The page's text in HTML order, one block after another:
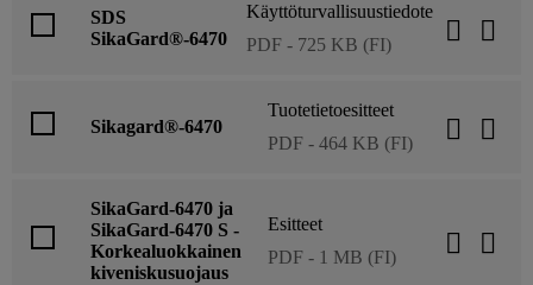
SDS
SikaGard®-6470
Käyttöturvallisuustiedote
PDF - 725 KB (FI)
Sikagard®-6470
Tuotetietoesitteet
PDF - 464 KB (FI)
SikaGard-6470 ja
SikaGard-6470 S -
Korkealuokkainen
kiveniskusuojaus
Esitteet
PDF - 1 MB (FI)